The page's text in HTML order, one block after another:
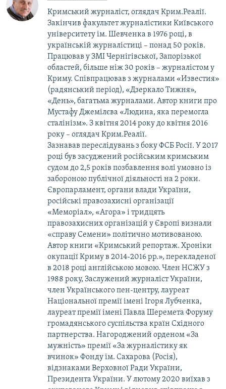
Кримський журналіст, оглядач Крим.Реалії.
Закінчив факультет журналістики Київського
університету ім. Шевченка в 1976 році, в
українській журналістиці – понад 50 років.
Працював у ЗМІ Чернігівської, Запорізької
областей, більше ніж 30 років – журналістом у
Криму. Співпрацював з журналами «Известия»
(радянський період), «Дзеркало Тижня»,
«День», багатьма журналами. Автор книги про
Мустафу Джемілєва «Людина, яка перемогла
сталінізм». З квітня 2014 року до квітня 2016
року – оглядач Крим.Реалії.
Зазнавав переслідувань з боку ФСБ Росії. У 2017
році був засуджений російським кримським
судом до 2,5 років позбавлення волі умовно із
забороною публічної діяльності на 2 роки.
Європарламент, органи влади України,
російські правозахисні організації
«Меморіал», «Агора» і тридцять
правозахисних організацій у Європі визнали
«справу Семени» політично мотивованою.
Автор книги «Кримський репортаж. Хроніки
окупації Криму в 2014-2016 рр.», перекладеної
в 2018 році англійською мовою. Член НСЖУ з
1988 року, Заслужений журналіст України,
член Українського пен-центру, лауреат
Національної премії імені Ігоря Лубченка,
лауреат премії імені Павла Шеремета Форуму
громадянського суспільства країн Східного
партнерства. Нагороджений орденом «За
мужність» премії «За журналістику як
вчинок» Фонду ім. Сахарова (Росія),
відзнаками Верховної Ради України,
Президента України. У лютому 2020 виїхав з